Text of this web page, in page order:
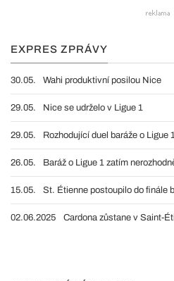
EXPRES ZPRÁVY
30.05. Wahi produktivní posilou Nice
29.05. Nice se udrželo v Ligue 1
29.05. Rozhodující duel baráže o Ligue
26.05. Baráž o Ligue 1 zatím
15.05. St. Étienne postoupilo do finále
02.06.2025 Cardona zůstane v Saint-